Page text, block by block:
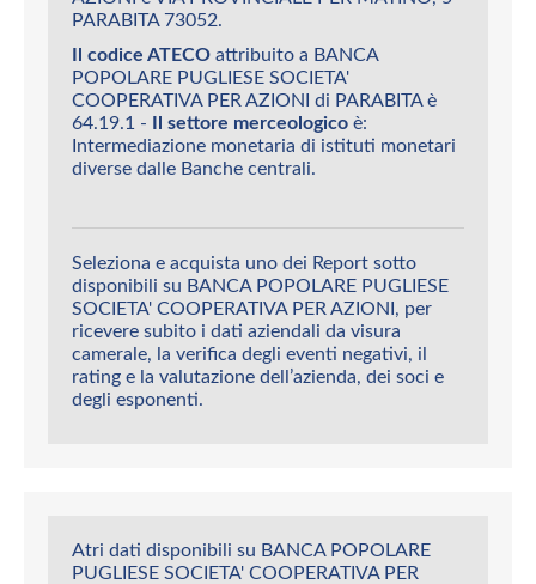
PARABITA 73052.
Il codice ATECO attribuito a BANCA
POPOLARE PUGLIESE SOCIETA'
COOPERATIVA PER AZIONI di PARABITA è
64.19.1 - Il settore merceologico è:
Intermediazione monetaria di istituti monetari
diverse dalle Banche centrali.
Seleziona e acquista uno dei Report sotto
disponibili su BANCA POPOLARE PUGLIESE
SOCIETA' COOPERATIVA PER AZIONI, per
ricevere subito i dati aziendali da visura
camerale, la verifica degli eventi negativi, il
rating e la valutazione dell’azienda, dei soci e
degli esponenti.
Atri dati disponibili su BANCA POPOLARE
PUGLIESE SOCIETA' COOPERATIVA PER